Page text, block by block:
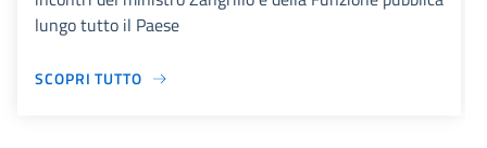
lungo tutto il Paese
SCOPRI TUTTO